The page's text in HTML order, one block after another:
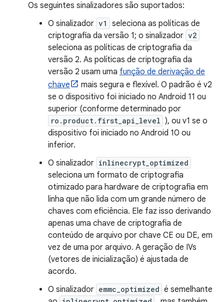
Os seguintes sinalizadores são suportados:
O sinalizador v1
seleciona as políticas de
criptografia da versão 1; o sinalizador v2
seleciona as políticas de criptografia da
versão 2. As políticas de criptografia da
versão 2 usam uma função de derivação de
chave
mais segura e flexível. O padrão é v2
se o dispositivo foi iniciado no Android 11 ou
superior (conforme determinado por
ro.product.first_api_level ), ou v1 se o
dispositivo foi iniciado no Android 10 ou
inferior.
O sinalizador inlinecrypt_optimized
seleciona um formato de criptografia
otimizado para hardware de criptografia em
linha que não lida com um grande número de
chaves com eficiência. Ele faz isso derivando
apenas uma chave de criptografia de
conteúdo de arquivo por chave CE ou DE, em
vez de uma por arquivo. A geração de IVs
(vetores de inicialização) é ajustada de
acordo.
O sinalizador emmc_optimized é semelhante